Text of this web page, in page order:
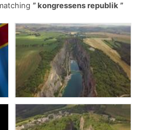
kongressens republik